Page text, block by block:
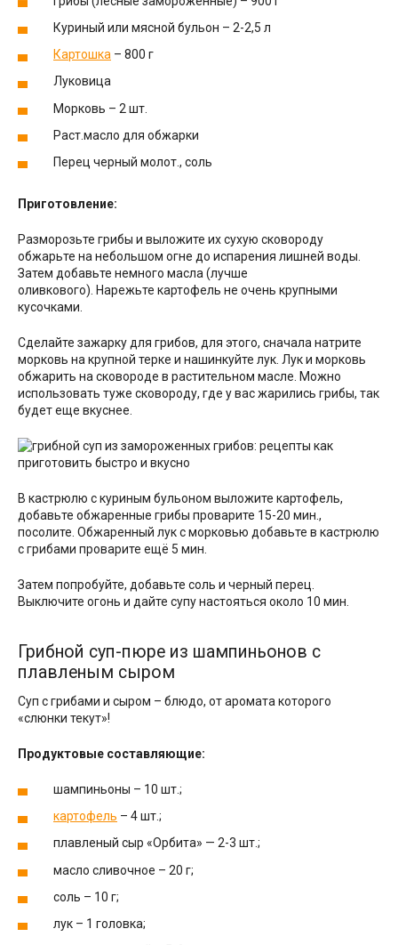
Куриный или мясной бульон – 2-2,5 л
Картошка – 800 г
Луковица
Морковь – 2 шт.
Раст.масло для обжарки
Перец черный молот., соль
Приготовление:
Разморозьте грибы и выложите их сухую сковороду
обжарьте на небольшом огне до испарения лишней воды.
Затем добавьте немного масла (лучше
оливкового). Нарежьте картофель не очень крупными
кусочками.
Сделайте зажарку для грибов, для этого, сначала натрите
морковь на крупной терке и нашинкуйте лук. Лук и морковь
обжарить на сковороде в растительном масле. Можно
использовать туже сковороду, где у вас жарились грибы, так
будет еще вкуснее.
В кастрюлю с куриным бульоном выложите картофель,
добавьте обжаренные грибы проварите 15-20 мин.,
посолите. Обжаренный лук с морковью добавьте в кастрюлю
с грибами проварите ещё 5 мин.
Затем попробуйте, добавьте соль и черный перец.
Выключите огонь и дайте супу настояться около 10 мин.
Грибной суп-пюре из шампиньонов с
плавленым сыром
Суп с грибами и сыром – блюдо, от аромата которого
«слюнки текут»!
Продуктовые составляющие:
шампиньоны – 10 шт.;
картофель – 4 шт.;
плавленый сыр «Орбита» — 2-3 шт.;
масло сливочное – 20 г;
соль – 10 г;
лук – 1 головка;